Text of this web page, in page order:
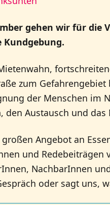
gehen wir für
Kundgebung.
zum
der Menschen im
den Austausch und
Angebot an
und Redebeiträgen
NachbarInnen
oder sagt uns,